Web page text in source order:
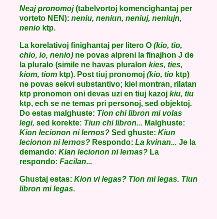
Neaj pronomoj(tabelvortoj komencighantaj per
vorteto NEN): neniu, neniun, neniuj, neniujn,
nenio ktp.
La korelativoj finighantaj per litero O (kio, tio,
chio, io, nenio) ne povas alpreni la finajhon J de
la pluralo (simile ne havas pluralon kies, ties,
kiom, tiom ktp). Post tiuj pronomoj (kio, tio ktp)
ne povas sekvi substantivo; kiel montran, rilatan
ktp pronomon oni devas uzi en tiuj kazoj kiu, tiu
ktp, ech se ne temas pri personoj, sed objektoj.
Do estas malghuste: Tion chi libron mi volas
legi, sed korekte: Tiun chi libron... Malghuste:
Kion lecionon ni lernos? Sed ghuste: Kiun
lecionon ni lernos? Respondo: La kvinan... Je la
demando: Kian lecionon ni lernas? La
respondo: Facilan...
Ghustaj estas: Kion vi legas? Tion mi legas. Tiun
libron mi legas.